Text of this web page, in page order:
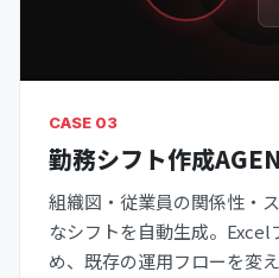
CASE 03
勤務シフト作成
組織図・従業員の関係性・
なシフトを自動生成。
め、既存の運用フローを変